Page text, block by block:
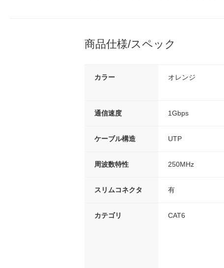
商品仕様/スペック
カラー オレンジ
通信速度 1Gbps
ケーブル構造 UTP
周波数特性 250MHz
スリムコネクタ 有
カテゴリ CAT6